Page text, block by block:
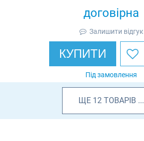
договірна
Залишити відгук
КУПИТИ
Під замовлення
ЩЕ 12 ТОВАРІВ ...